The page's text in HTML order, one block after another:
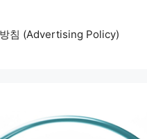
침 (Advertising Policy)